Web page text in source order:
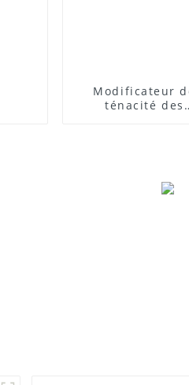
Modificateur
ténacité des